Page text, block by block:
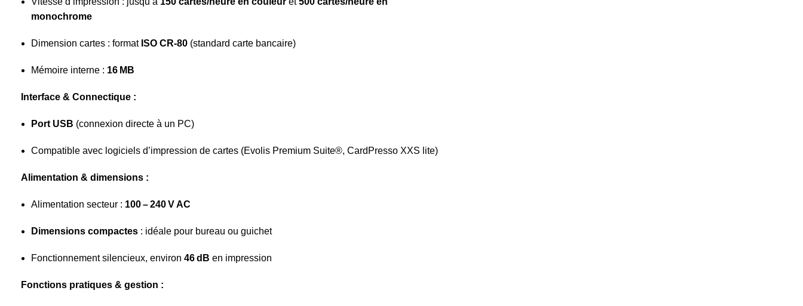
monochrome
Dimension cartes : format ISO CR‑80 (standard carte bancaire)
Mémoire interne : 16 MB
Interface & Connectique :
Port USB (connexion directe à un PC)
Compatible avec logiciels d’impression de cartes (Evolis Premium Suite®, CardPresso XXS lite)
Alimentation & dimensions :
Alimentation secteur : 100 – 240 V AC
Dimensions compactes : idéale pour bureau ou guichet
Fonctionnement silencieux, environ 46 dB en impression
Fonctions pratiques & gestion :